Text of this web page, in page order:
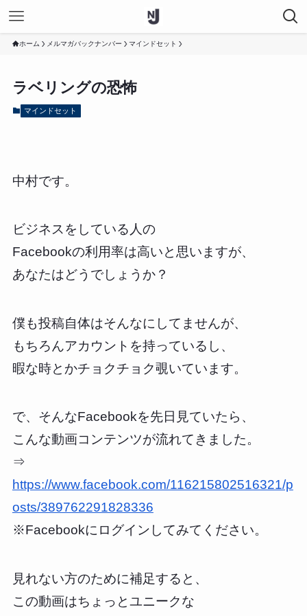
ホーム メルマガバックナンバー マインドセット
ラベリングの恐怖
マインドセット
中村です。
ビジネスをしている人の
Facebookの利用率は高いと思いますが、
あなたはどうでしょうか？
僕も投稿自体はそんなにしてませんが、
もちろんアカウントを持っているし、
暇な時とかチョクチョク覗いています。
で、そんなFacebookを先日見ていたら、
こんな動画コンテンツが流れてきました。
⇒
https://www.facebook.com/116215802516321/p
osts/389762291828336
※Facebookにログインしてみてください。
見れない方のために補足すると、
この動画はちょっとユニークな